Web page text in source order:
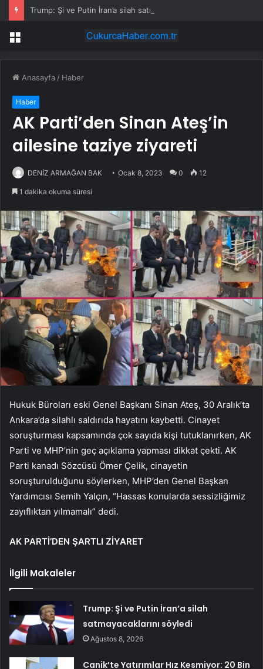
Trump: Şi ve Putin İran’a silah satmayacaklarını söyledi
Menü
Anasayfa / Haber
Haber
AK Parti’den Sinan Ateş’in
ailesine taziye ziyareti
DENİZ ARMAĞAN BAK Ocak 8, 2023 0 12
1 dakika okuma süresi
Hukuk Büroları eski Genel Başkanı Sinan Ateş, 30 Aralık’ta
Ankara’da silahlı saldırıda hayatını kaybetti. Cinayet
soruşturması kapsamında çok sayıda kişi tutuklanırken, AK
Parti ve MHP’nin geç açıklama yapması dikkat çekti. AK
Parti kanadı Sözcüsü Ömer Çelik, cinayetin
soruşturulduğunu söylerken, MHP’den Genel Başkan
Yardımcısı Semih Yalçın, “Hassas konularda sessizliğimiz
zayıflıktan yılmamalı” dedi.
AK PARTİ’DEN ŞARTLI ZİYARET
İlgili Makaleler
Trump: Şi ve Putin İran’a silah
satmayacaklarını söyledi
Ağustos 8, 2026
Canik’te Yatırımlar Hız Kesmiyor: 20 Bin